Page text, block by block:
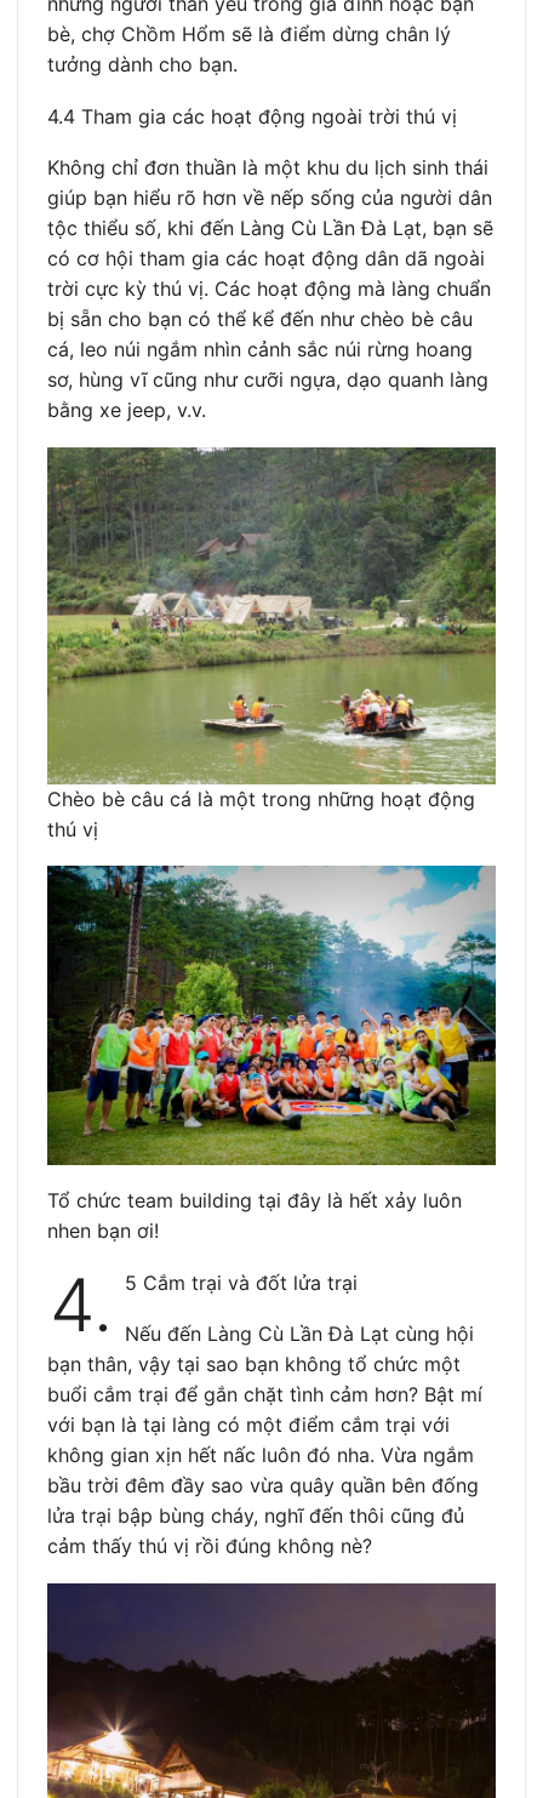
bè, chợ Chồm Hổm sẽ là điểm dừng chân lý
tưởng dành cho bạn.
4.4 Tham gia các hoạt động ngoài trời thú vị
Không chỉ đơn thuần là một khu du lịch sinh thái
giúp bạn hiểu rõ hơn về nếp sống của người dân
tộc thiểu số, khi đến Làng Cù Lần Đà Lạt, bạn sẽ
có cơ hội tham gia các hoạt động dân dã ngoài
trời cực kỳ thú vị. Các hoạt động mà làng chuẩn
bị sẵn cho bạn có thể kể đến như chèo bè câu
cá, leo núi ngắm nhìn cảnh sắc núi rừng hoang
sơ, hùng vĩ cũng như cưỡi ngựa, dạo quanh làng
bằng xe jeep, v.v.
Chèo bè câu cá là một trong những hoạt động
thú vị
Tổ chức team building tại đây là hết xảy luôn
nhen bạn ơi!
4. 5 Cắm trại và đốt lửa trại
Nếu đến Làng Cù Lần Đà Lạt cùng hội
bạn thân, vậy tại sao bạn không tổ chức một
buổi cắm trại để gắn chặt tình cảm hơn? Bật mí
với bạn là tại làng có một điểm cắm trại với
không gian xịn hết nấc luôn đó nha. Vừa ngắm
bầu trời đêm đầy sao vừa quây quần bên đống
lửa trại bập bùng cháy, nghĩ đến thôi cũng đủ
cảm thấy thú vị rồi đúng không nè?